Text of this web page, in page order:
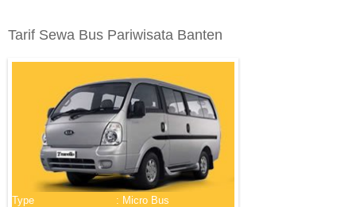
Tarif Sewa Bus Pariwisata Banten
Type
: Micro Bus